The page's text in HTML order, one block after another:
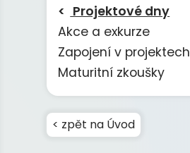
Projektové dny
Akce a exkurze
Zapojení v projektech
Maturitní zkoušky
< zpět na Úvod